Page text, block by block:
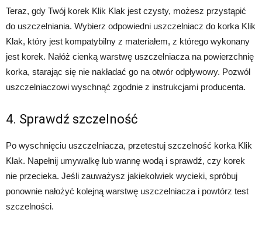
Teraz, gdy Twój korek Klik Klak jest czysty, możesz przystąpić
do uszczelniania. Wybierz odpowiedni uszczelniacz do korka Klik
Klak, który jest kompatybilny z materiałem, z którego wykonany
jest korek. Nałóż cienką warstwę uszczelniacza na powierzchnię
korka, starając się nie nakładać go na otwór odpływowy. Pozwól
uszczelniaczowi wyschnąć zgodnie z instrukcjami producenta.
4. Sprawdź szczelność
Po wyschnięciu uszczelniacza, przetestuj szczelność korka Klik
Klak. Napełnij umywalkę lub wannę wodą i sprawdź, czy korek
nie przecieka. Jeśli zauważysz jakiekolwiek wycieki, spróbuj
ponownie nałożyć kolejną warstwę uszczelniacza i powtórz test
szczelności.